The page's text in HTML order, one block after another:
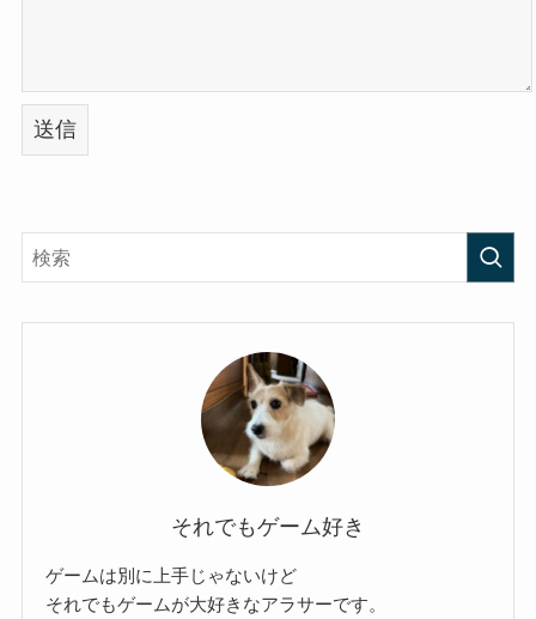
それでもゲーム好き
ゲームは別に上手じゃないけど
それでもゲームが大好きなアラサーです。